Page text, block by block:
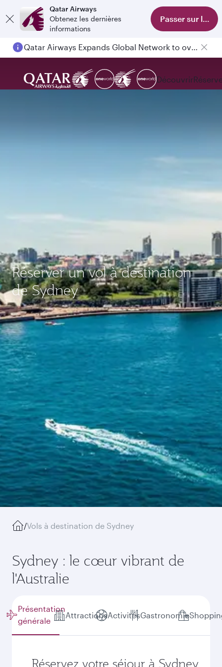
Qatar Airways
Obtenez les dernières
informations
Passer sur
Qatar Airways Expands Global Network to over 160 Destinations
Découvrir
Réserver un vol à destination
de Sydney
/Vols à destination de Sydney
Sydney : le cœur vibrant de
l'Australie
Présentation
générale
AttractionsActivitésGastronomie
Réservez votre séjour à Sydney